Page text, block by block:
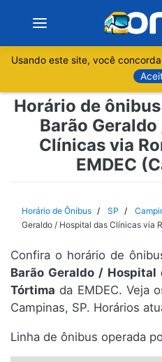
Sobre
Minas Gerais
Rio de Janeiro
Espírito Santo
Paraná
Usando este site, você
Horário de
Barão
Clínicas via
EMDEC
Horário de Ônibus SP
Geraldo / Hospital das Clínicas via
Confira o horário de
Barão Geraldo / Hospital
Tórtima da EMDEC. Veja
Campinas, SP. Horários
Linha de ônibus operada